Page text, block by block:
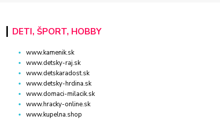
DETI, ŠPORT, HOBBY
www.kamenik.sk
www.detsky-raj.sk
www.detskaradost.sk
www.detsky-hrdina.sk
www.domaci-milacik.sk
www.hracky-online.sk
www.kupelna.shop